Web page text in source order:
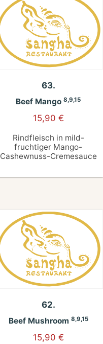
63.
Beef Mango8,9,15
15,90 €
Rindfleisch in mild-
fruchtiger Mango-
Cashewnuss-Cremesauce
62.
Beef Mushroom 8,9,15
15,90 €